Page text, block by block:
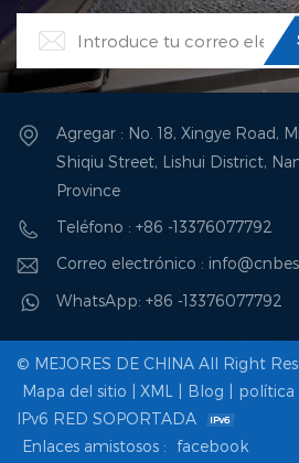
Agregar : No. 18, Xingye Road,
Shiqiu Street, Lishui District,
Province
Teléfono : +86 -13376077792
Correo electrónico :
WhatsApp: +86 -13376077792
© MEJORES DE CHINA All Right
Mapa del sitio
XML Blog
política
IPv6 RED SOPORTADA
Enlaces amistosos :
facebook